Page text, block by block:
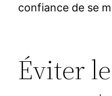
confiance de se
Éviter